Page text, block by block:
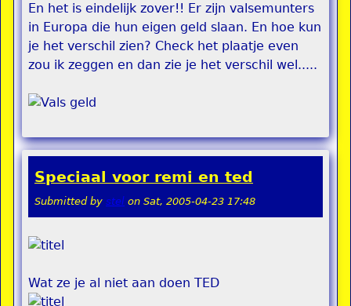
En het is eindelijk zover!! Er zijn valsemunters
in Europa die hun eigen geld slaan. En hoe kun
je het verschil zien? Check het plaatje even
zou ik zeggen en dan zie je het verschil wel.....
Speciaal voor remi en ted
Submitted by stel on Sat, 2005-04-23 17:48
Wat ze je al niet aan doen TED